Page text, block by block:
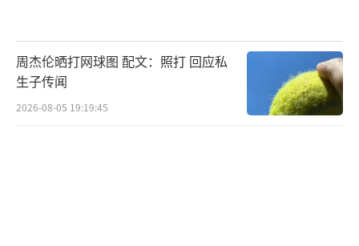
周杰伦晒打网球图 配文：照打 回应私
生子传闻
2026-08-05 19:19:45